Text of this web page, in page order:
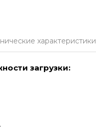
характеристики
загрузки: